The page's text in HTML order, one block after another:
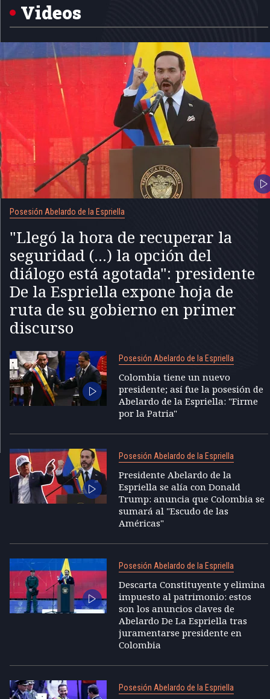
Videos
Posesión Abelardo de la Espriella
"Llegó la hora de recuperar la
seguridad (...) la opción del
diálogo está agotada": presidente
De la Espriella expone hoja de
ruta de su gobierno en primer
discurso
Posesión Abelardo de la Espriella
Colombia tiene un nuevo
presidente; así fue la posesión de
Abelardo de la Espriella: "Firme
por la Patria"
Posesión Abelardo de la Espriella
Presidente Abelardo de la
Espriella se alía con Donald
Trump: anuncia que Colombia se
sumará al "Escudo de las
Américas"
Posesión Abelardo de la Espriella
Descarta Constituyente y elimina
impuesto al patrimonio: estos
son los anuncios claves de
Abelardo De La Espriella tras
juramentarse presidente en
Colombia
Posesión Abelardo de la Espriella